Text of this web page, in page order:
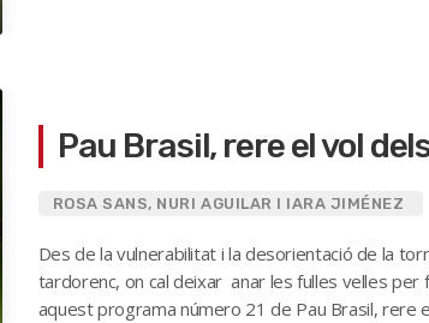
Pau Brasil, rere el vol
ROSA SANS, NURI AGUILAR I IARA JIMÉNEZ
Des de la vulnerabilitat i la desorientació de la
tardorenc, on cal deixar anar les fulles velles per
aquest programa número 21 de Pau Brasil, rere